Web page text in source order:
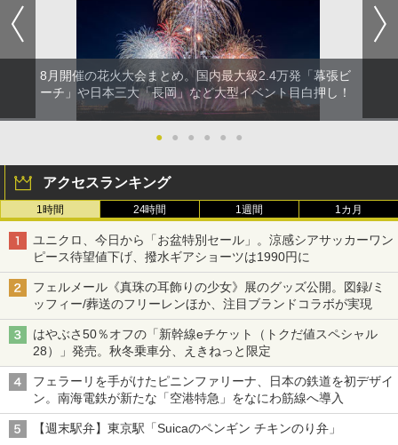
8月開催の花火大会まとめ。国内最大級2.4万発「幕張ビ
ーチ」や日本三大「長岡」など大型イベント目白押し！
● ● ● ● ● ●
アクセスランキング
1時間 24時間 1週間 1カ月
ユニクロ、今日から「お盆特別セール」。涼感シアサッカーワン
ピース待望値下げ、撥水ギアショーツは1990円に
フェルメール《真珠の耳飾りの少女》展のグッズ公開。図録/ミ
ッフィー/葬送のフリーレンほか、注目ブランドコラボが実現
はやぶさ50％オフの「新幹線eチケット（トクだ値スペシャル
28）」発売。秋冬乗車分、えきねっと限定
フェラーリを手がけたピニンファリーナ、日本の鉄道を初デザイ
ン。南海電鉄が新たな「空港特急」をなにわ筋線へ導入
【週末駅弁】東京駅「Suicaのペンギン チキンのり弁」